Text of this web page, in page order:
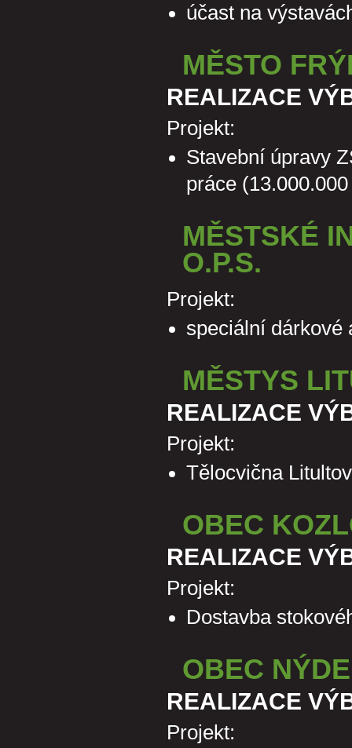
účast na
MĚSTO
REALIZACE
Projekt:
Stavební úpravy
práce
MĚSTSKÉ
O.P.S.
Projekt:
speciální dárkové
MĚSTYS
REALIZACE
Projekt:
Tělocvična
OBEC
REALIZACE
Projekt:
Dostavba
OBEC
REALIZACE
Projekt: